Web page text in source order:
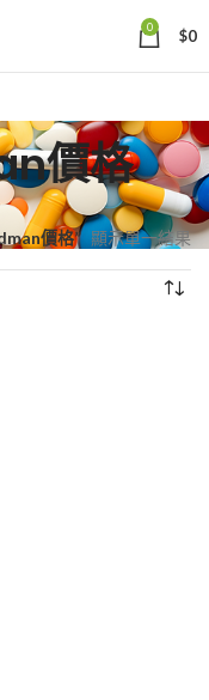
0 $0
價格
價格” 顯示單一結果